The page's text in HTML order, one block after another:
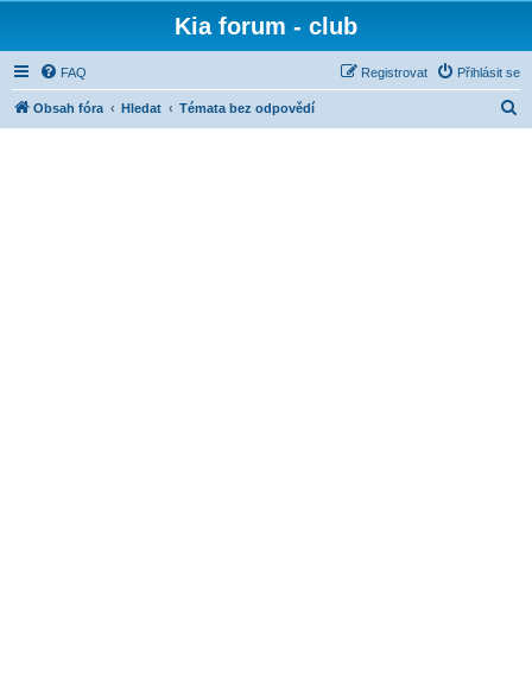
Kia forum - club
FAQ Přihlásit se
Registrovat
Obsah fóra Hledat Témata bez odpovědí